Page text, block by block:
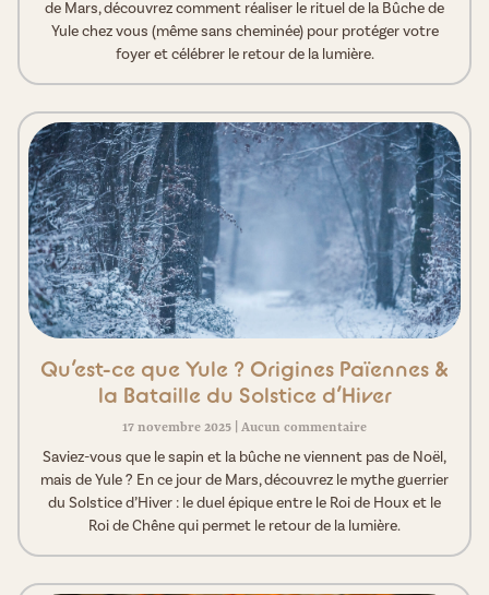
de Mars, découvrez comment réaliser le rituel de la Bûche de
Yule chez vous (même sans cheminée) pour protéger votre
foyer et célébrer le retour de la lumière.
Qu’est-ce que Yule ? Origines Païennes &
la Bataille du Solstice d’Hiver
17 novembre 2025 Aucun commentaire
Saviez-vous que le sapin et la bûche ne viennent pas de Noël,
mais de Yule ? En ce jour de Mars, découvrez le mythe guerrier
du Solstice d’Hiver : le duel épique entre le Roi de Houx et le
Roi de Chêne qui permet le retour de la lumière.